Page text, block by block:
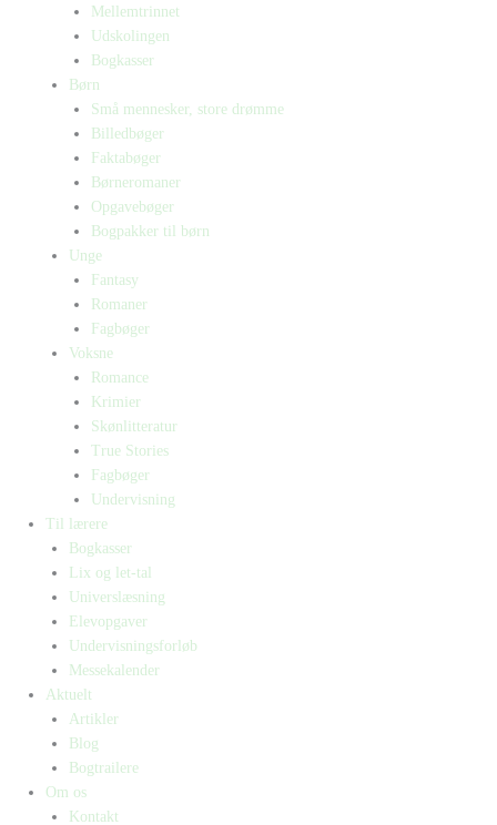
Mellemtrinnet
Udskolingen
Bogkasser
Børn
Små mennesker, store drømme
Billedbøger
Faktabøger
Børneromaner
Opgavebøger
Bogpakker til børn
Unge
Fantasy
Romaner
Fagbøger
Voksne
Romance
Krimier
Skønlitteratur
True Stories
Fagbøger
Undervisning
Til lærere
Bogkasser
Lix og let-tal
Universlæsning
Elevopgaver
Undervisningsforløb
Messekalender
Aktuelt
Artikler
Blog
Bogtrailere
Om os
Kontakt